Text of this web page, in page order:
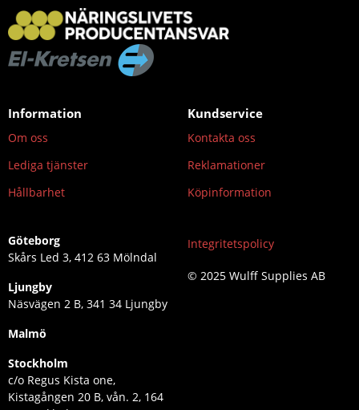
Information
Om oss
Lediga tjänster
Hållbarhet
Kundservice
Kontakta oss
Reklamationer
Köpinformation
Göteborg
Skårs Led 3, 412 63 Mölndal
Ljungby
Näsvägen 2 B, 341 34 Ljungby
Malmö
Stockholm
c/o Regus Kista one,
Kistagången 20 B, vån. 2, 164
Integritetspolicy
© 2025 Wulff Supplies AB